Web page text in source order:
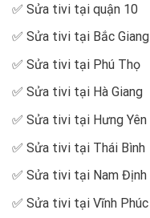
✅ Sửa tivi tại quận 10
✅ Sửa tivi tại Bắc Giang
✅ Sửa tivi tại Phú Thọ
✅ Sửa tivi tại Hà Giang
✅ Sửa tivi tại Hưng Yên
✅ Sửa tivi tại Thái Bình
✅ Sửa tivi tại Nam Định
✅ Sửa tivi tại Vĩnh Phúc